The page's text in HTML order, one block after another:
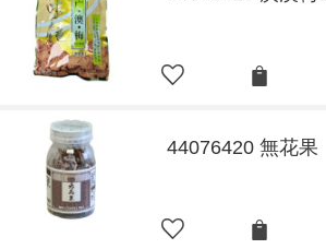
44076420 無花果